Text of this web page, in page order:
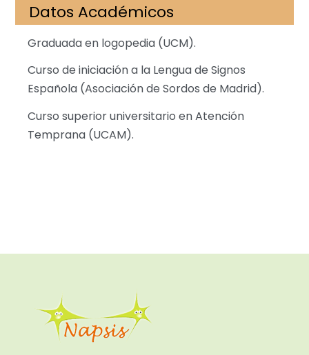
Datos Académicos
Graduada en logopedia (UCM).
Curso de iniciación a la Lengua de Signos
Española (Asociación de Sordos de Madrid).
Curso superior universitario en Atención
Temprana (UCAM).